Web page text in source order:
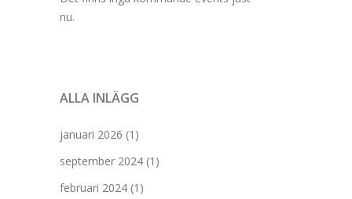
nu.
ALLA INLÄGG
januari 2026 (1)
september 2024 (1)
februari 2024 (1)